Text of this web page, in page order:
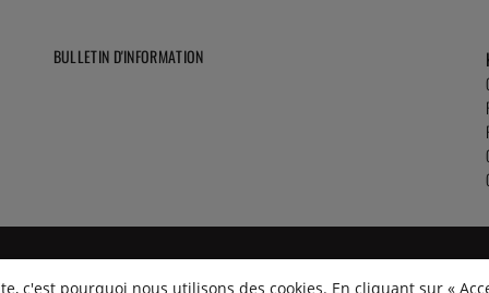
BULLETIN D'INFORMATION
c'est pourquoi nous utilisons des cookies. En cliquant sur «